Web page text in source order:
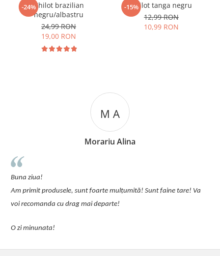
-24%Chilot brazilian
negru/albastru
24,99 RON
19,00 RON
-15%Chilot tanga negru
12,99 RON
10,99 RON
M A
Morariu Alina
Buna ziua!
Am primit produsele, sunt foarte mulțumită! Sunt faine tare! Va
voi recomanda cu drag mai departe!
O zi minunata!